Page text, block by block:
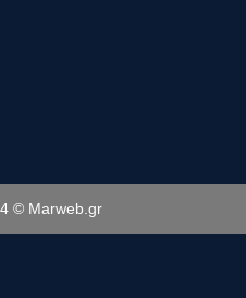
© Marweb.gr